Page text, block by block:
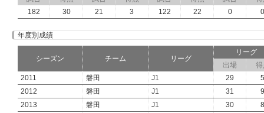
182
30 21 3 122 22 0 0
年度別成績
シーズン チーム リーグ
リーグ
出場
得
2011
磐田 J1 29
5
2012
磐田 J1 31
9
2013
磐田 J1 30
8